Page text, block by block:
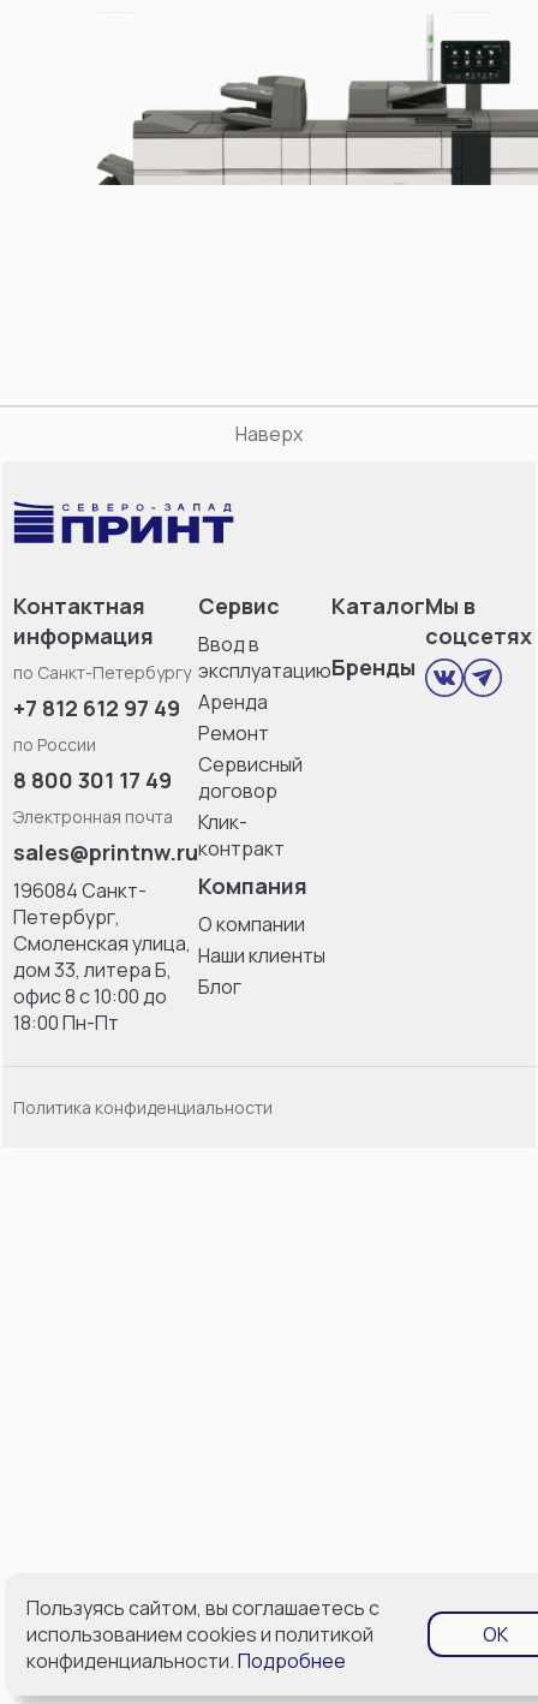
Наверх
Контактная
информация
по Санкт-Петербургу
+7 812 612 97 49
по России
8 800 301 17 49
Электронная почта
sales@printnw.ru
196084 Санкт-
Петербург,
Смоленская улица,
дом 33, литерa Б,
офис 8 с 10:00 до
18:00 Пн-Пт
Сервис
Ввод в
эксплуатацию
Аренда
Ремонт
Сервисный
договор
Клик-
контракт
Компания
О компании
Наши клиенты
Блог
Каталог
Бренды
Мы в
соцсетях
Политика конфиденциальности
Пользуясь сайтом, вы соглашаетесь с
использованием cookies и политикой
конфиденциальности.Подробнее
OK